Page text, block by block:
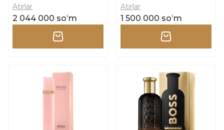
Atirlar
2 044 000 soʻm
Atirlar
1 500 000 soʻm